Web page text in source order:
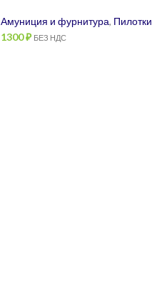
Амуниция и фурнитура, Пилотки
1300₽ БЕЗ НДС